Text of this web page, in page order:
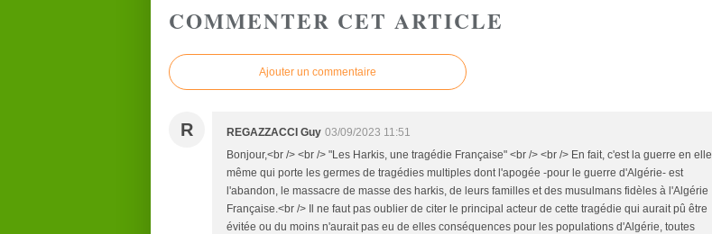
COMMENTER CET ARTICLE
Ajouter un commentaire
R REGAZZACCI Guy 03/09/2023 11:51
Bonjour,<br /> <br /> "Les Harkis, une tragédie Française" <br /> <br /> En fait, c'est la guerre en elle
même qui porte les germes de tragédies multiples dont l'apogée -pour le guerre d'Algérie- est
l'abandon, le massacre de masse des harkis, de leurs familles et des musulmans fidèles à l'Algérie
Française.<br /> Il ne faut pas oublier de citer le principal acteur de cette tragédie qui aurait pû être
évitée ou du moins n'aurait pas eu de elles conséquences pour les populations d'Algérie, toutes